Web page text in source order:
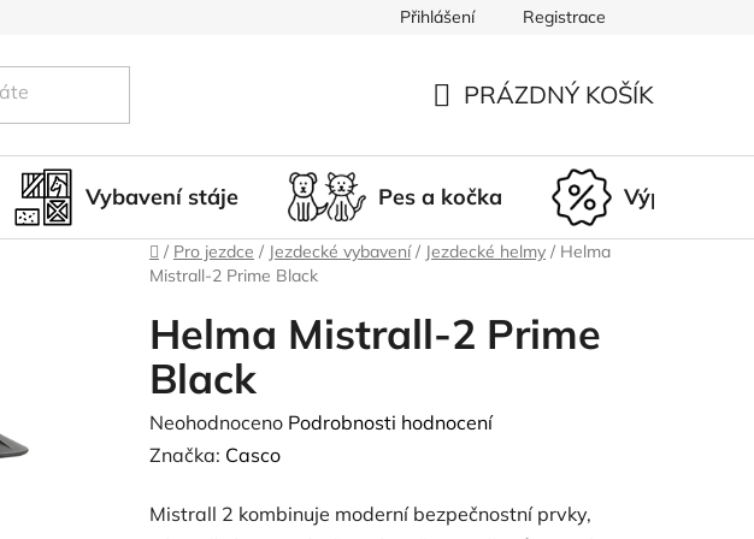
Doprava a platba Nepřevzetí zásilky
Přihlášení Registrace
KOŠÍK
PRÁZDNÝ KOŠÍK
Vybavení stáje Pes a kočka Výprodej
Domů
/ Pro jezdce / Jezdecké vybavení / Jezdecké helmy / Helma
Mistrall-2 Prime Black
Helma Mistrall-2 Prime
Black
Průměrné
hodnocení
je
Neohodnoceno Podrobnosti hodnocení
Značka: Casco
Mistrall 2 kombinuje moderní bezpečnostní prvky,